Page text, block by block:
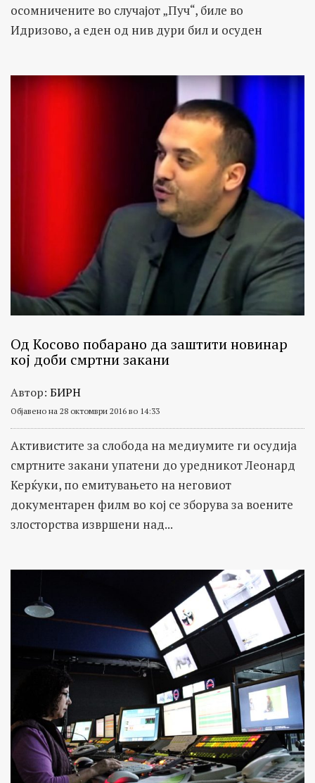
осомничените во случајот „Пуч“, биле во
Идризово, а еден од нив дури бил и осуден
Од Косово побарано да заштити новинар
кој доби смртни закани
Автор: БИРН
Објавено на 28 октомври 2016 во 14:33
Активистите за слобода на медиумите ги осудија
смртните закани упатени до уредникот Леонард
Керќуки, по емитувањето на неговиот
документарен филм во кој се зборува за воените
злосторства извршени над...